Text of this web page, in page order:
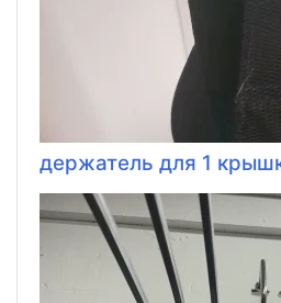
держатель для 1